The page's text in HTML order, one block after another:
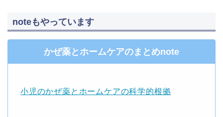
noteもやっています
かぜ薬とホームケアのまとめnote
小児のかぜ薬とホームケアの科学的根拠